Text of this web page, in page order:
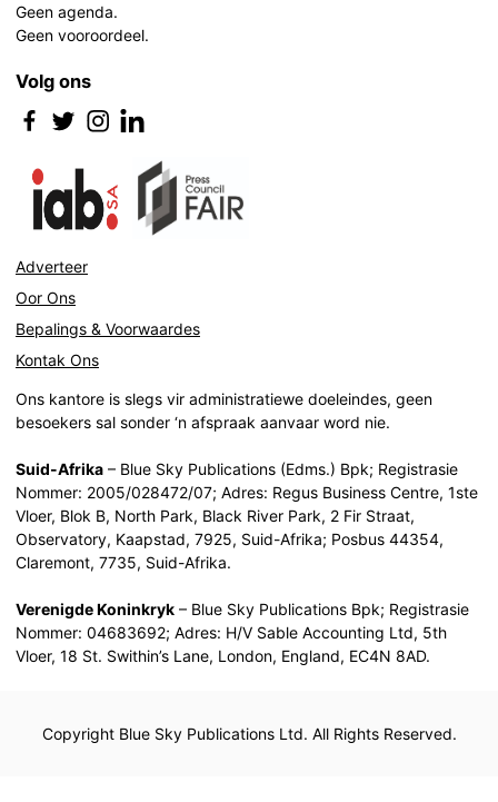
Geen agenda.
Geen vooroordeel.
Volg ons
Adverteer
Oor Ons
Bepalings & Voorwaardes
Kontak Ons
Ons kantore is slegs vir administratiewe doeleindes, geen
besoekers sal sonder ‘n afspraak aanvaar word nie.
Suid-Afrika – Blue Sky Publications (Edms.) Bpk; Registrasie
Nommer: 2005/028472/07; Adres: Regus Business Centre, 1ste
Vloer, Blok B, North Park, Black River Park, 2 Fir Straat,
Observatory, Kaapstad, 7925, Suid-Afrika; Posbus 44354,
Claremont, 7735, Suid-Afrika.
Verenigde Koninkryk – Blue Sky Publications Bpk; Registrasie
Nommer: 04683692; Adres: H/V Sable Accounting Ltd, 5th
Vloer, 18 St. Swithin’s Lane, London, England, EC4N 8AD.
Copyright Blue Sky Publications Ltd. All Rights Reserved.